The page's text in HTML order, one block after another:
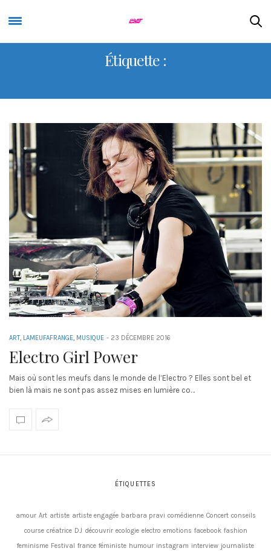
Étiquette :
ART, LAMEUFAFRANGE, MUSIQUE - 23 DÉCEMBRE 2016
Electro Girl Power
Mais où sont les meufs dans le monde de l’Electro ? Elles sont bel et
bien là mais ne sont pas assez mises en lumière co…
ÉTIQUETTES
amour Art artiste artiste engagée barbara pravi comédienne Concert conseils
course créatrice DJ découvrir ecologie electro emotions facebook fashion
feminisme Festival france féministe humour instagram interview journaliste